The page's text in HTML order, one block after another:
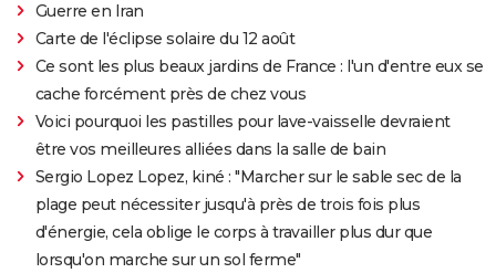
Guerre en Iran
Carte de l'éclipse solaire du 12 août
Ce sont les plus beaux jardins de France : l'un d'entre eux se
cache forcément près de chez vous
Voici pourquoi les pastilles pour lave-vaisselle devraient
être vos meilleures alliées dans la salle de bain
Sergio Lopez Lopez, kiné : "Marcher sur le sable sec de la
plage peut nécessiter jusqu'à près de trois fois plus
d'énergie, cela oblige le corps à travailler plus dur que
lorsqu'on marche sur un sol ferme"